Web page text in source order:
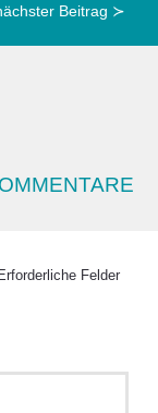
Beitrag ≻
Erforderliche Felder